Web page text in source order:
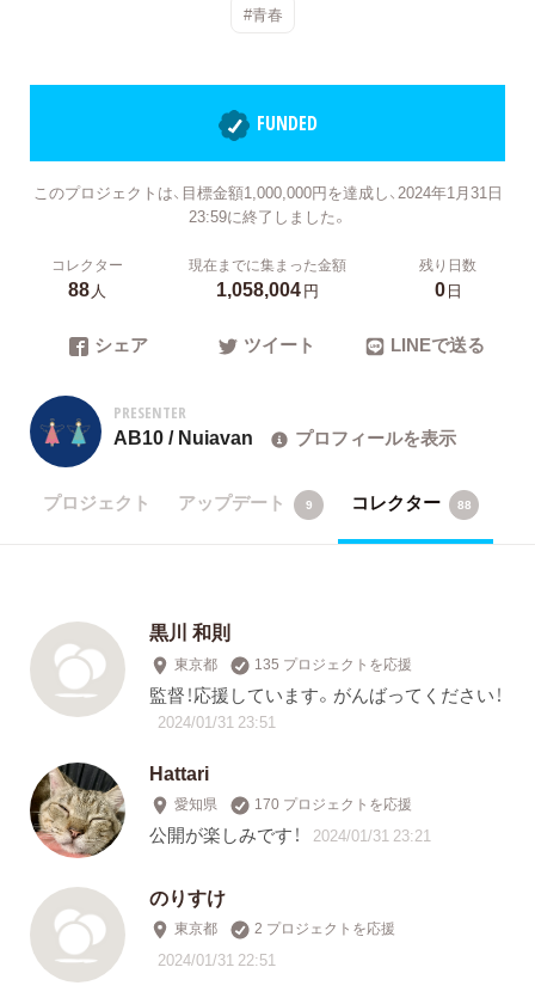
#青春
FUNDED
このプロジェクトは、目標金額1,000,000円を達成し、2024年1月31日
23:59に終了しました。
コレクター
88人
現在までに集まった金額
1,058,004円
残り日数
0日
シェア ツイート LINEで送る
PRESENTER
AB10 / Nuiavan プロフィールを表示
プロジェクト アップデート 9 コレクター 88
黒川 和則
東京都 135 プロジェクトを応援
監督！応援しています。がんばってください！
2024/01/31 23:51
Hattari
愛知県 170 プロジェクトを応援
公開が楽しみです！ 2024/01/31 23:21
のりすけ
東京都 2 プロジェクトを応援
2024/01/31 22:51